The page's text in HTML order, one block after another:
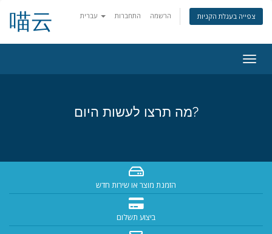
התחברות הרשמה צפייה בעגלת הקניות 喵云
ניווט
מה תרצו לעשות היום?
הזמנת מוצר או שירות חדש
ביצוע תשלום